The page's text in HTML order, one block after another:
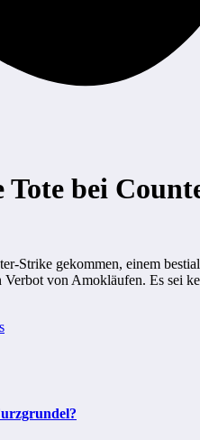
Tote bei
Strike gekommen, einem
von Amokläufen. Es sei